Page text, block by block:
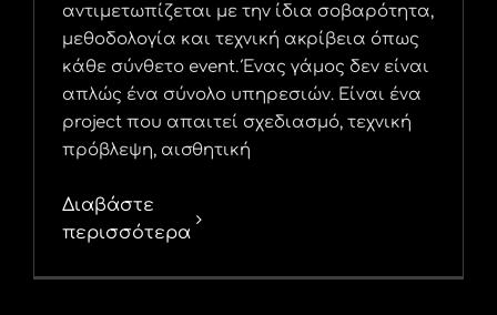
αντιμετωπίζεται με την ίδια σοβαρότητα,
μεθοδολογία και τεχνική ακρίβεια όπως
κάθε σύνθετο event. Ένας γάμος δεν είναι
απλώς ένα σύνολο υπηρεσιών. Είναι ένα
project που απαιτεί σχεδιασμό, τεχνική
πρόβλεψη, αισθητική
Διαβάστε
περισσότερα